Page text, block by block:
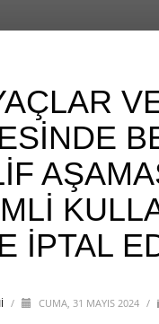
İPTAL
/ CUMA, 31 MAYIS 2024 /